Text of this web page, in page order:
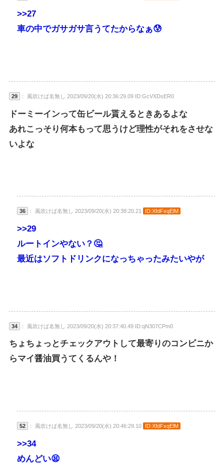
>>27
車の中でガサガサ言うてたからなぁ😰
29 ： 風吹けば名無し 2023/09/20(水) 20:36:29.09 ID:GcVXDsER0
ドーミーインって缶ビール貰えるときあるよな
あれこっそり何本もって思うけど理性がそれをさせな
いよな
36 ： 風吹けば名無し 2023/09/20(水) 20:38:20.21 ID:XfdFxqElM
>>29
ルートインやない？🤔
最近はソフトドリンクになっちゃったみたいやが
34 ： 風吹けば名無し 2023/09/20(水) 20:37:40.49 ID:qN307CPm0
ちょちょっとチェックアウトして最寄りのコンビニか
らマイ醤油買うてくるんや！
52 ： 風吹けば名無し 2023/09/20(水) 20:46:29.10 ID:XfdFxqElM
>>34
めんどい😫